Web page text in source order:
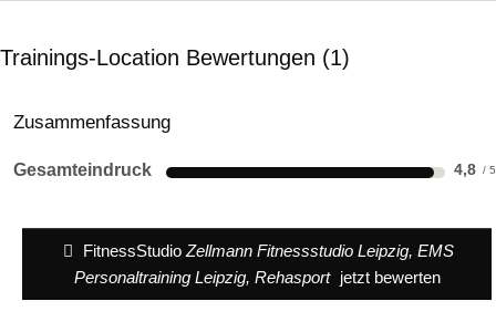
Trainings-Location Bewertungen 1
Zusammenfassung
Gesamteindruck 4,8
FitnessStudio Zellmann Fitnessstudio Leipzig, EMS
Personaltraining Leipzig, Rehasport
jetzt bewerten